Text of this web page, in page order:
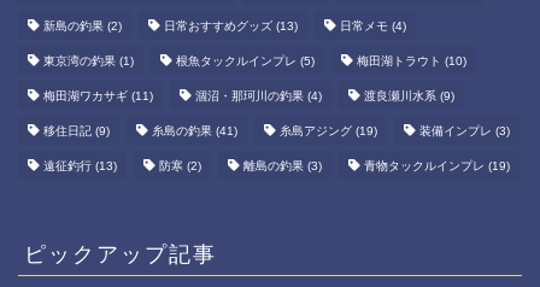
新島の釣果 (2) 日常おすすめグッズ (13) 日常メモ (4)
東京湾の釣果 (1) 根魚タックルインプレ (5) 梅田湖トラウト (10)
梅田湖ワカサギ (11) 涸沼・那珂川の釣果 (4) 渡良瀬川水系 (9)
移住日記 (9) 糸島の釣果 (41) 糸島アジング (19) 装備インプレ (3)
遠征釣行 (13) 防寒 (2) 離島の釣果 (3) 青物タックルインプレ (19)
ピックアップ記事